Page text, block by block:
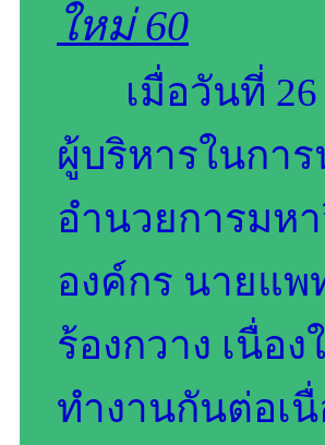
ใหม่ 60
เมื่อวันที่
ผู้บริหารในกา
อำนวยการมห
องค์กร นายแพ
ร้องกวาง เนื่อ
ทำงานกันต่อเ